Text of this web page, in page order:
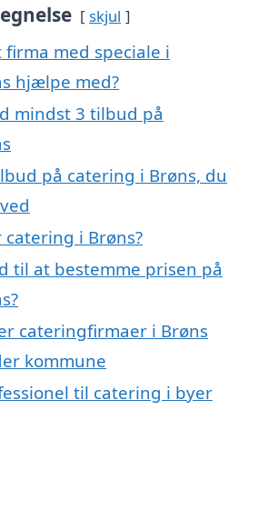
skjul
firma med speciale i
hjælpe med?
mindst 3 tilbud på
på catering i Brøns, du
catering i Brøns?
til at bestemme prisen på
cateringfirmaer i Brøns
kommune
til catering i byer